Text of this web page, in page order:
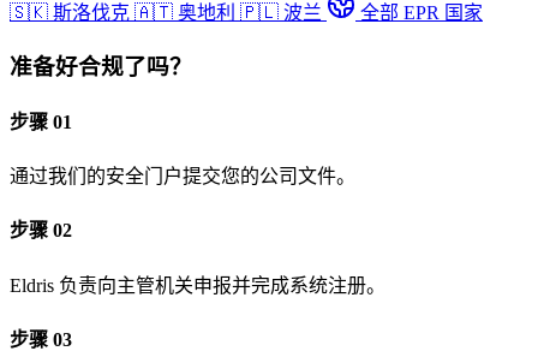
🇸🇰 斯洛伐克 🇦🇹 奥地利 🇵🇱 波兰 全部 EPR 国家
准备好合规了吗？
步骤 01
通过我们的安全门户提交您的公司文件。
步骤 02
Eldris 负责向主管机关申报并完成系统注册。
步骤 03